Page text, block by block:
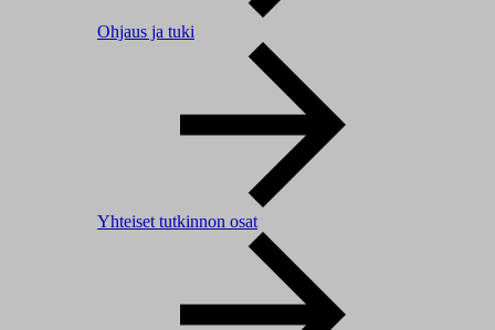
Ohjaus ja tuki
Yhteiset tutkinnon osat